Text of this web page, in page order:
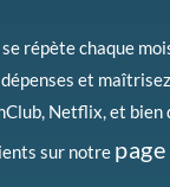
répète chaque
et
Netflix, et
sur notre page